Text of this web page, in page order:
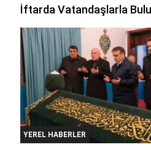
İftarda Vatandaşlarla
YEREL HABERLER